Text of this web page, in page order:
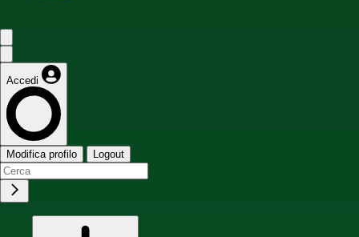
Accedi
Modifica profilo Logout